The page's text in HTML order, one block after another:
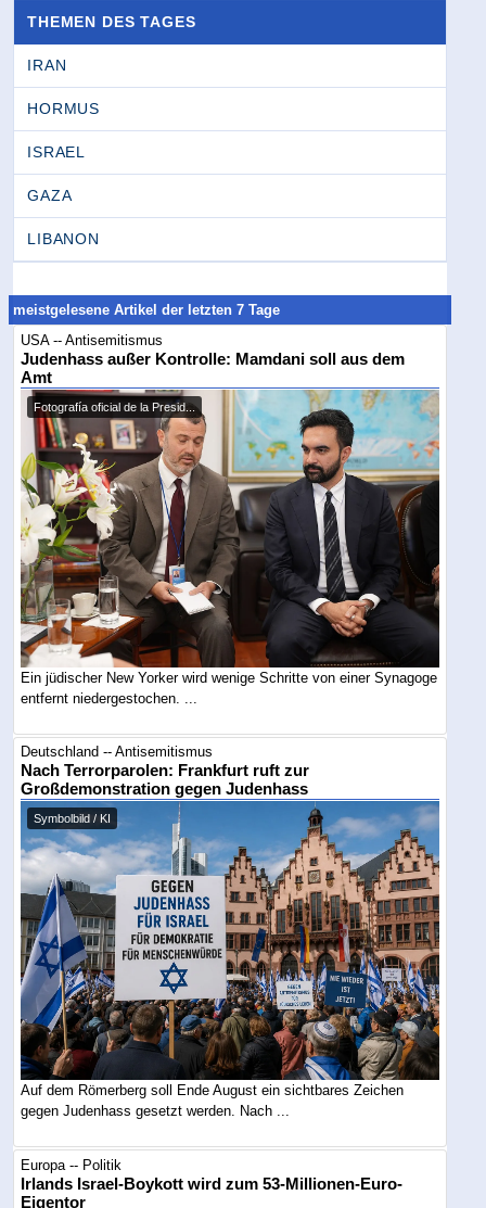
THEMEN DES TAGES
IRAN
HORMUS
ISRAEL
GAZA
LIBANON
meistgelesene Artikel der letzten 7 Tage
USA -- Antisemitismus
Judenhass außer Kontrolle: Mamdani soll aus dem
Amt
Fotografía oficial de la Presid...
Ein jüdischer New Yorker wird wenige Schritte von einer Synagoge
entfernt niedergestochen. ...
Deutschland -- Antisemitismus
Nach Terrorparolen: Frankfurt ruft zur
Großdemonstration gegen Judenhass
Symbolbild / KI
Auf dem Römerberg soll Ende August ein sichtbares Zeichen
gegen Judenhass gesetzt werden. Nach ...
Europa -- Politik
Irlands Israel-Boykott wird zum 53-Millionen-Euro-
Eigentor